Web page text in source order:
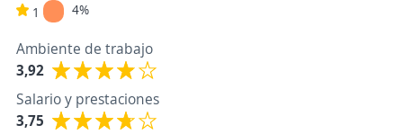
1
4%
Ambiente de trabajo
3,92
Salario y prestaciones
3,75